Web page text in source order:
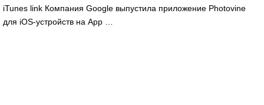
iTunes link Компания Google выпустила приложение Photovine
для iOS-устройств на App …